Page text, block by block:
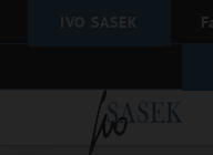
IVO SASEK